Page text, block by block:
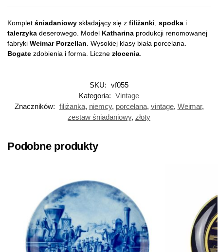
Komplet śniadaniowy składający się z filiżanki spodka i
talerzyka deserowego. Model Katharina produkcji renomowanej
fabryki Weimar Porzellan . Wysokiej klasy biała porcelana.
Bogate zdobienia i forma. Liczne złocenia
SKU: vf055
Kategoria: Vintage
Znaczników: filiżanka, niemcy, porcelana, vintage, Weimar,
zestaw śniadaniowy, złoty
Podobne produkty